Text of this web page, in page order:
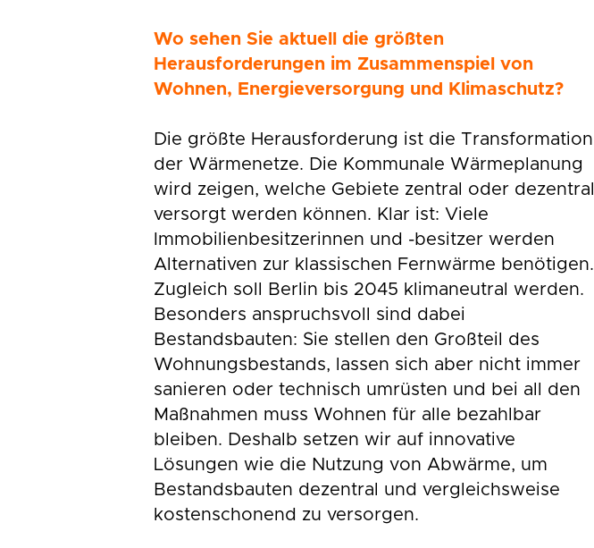
Wo sehen Sie aktuell die größten
Herausforderungen im Zusammenspiel von
Wohnen, Energieversorgung und Klimaschutz?
Die größte Herausforderung ist die Transformation
der Wärmenetze. Die Kommunale Wärmeplanung
wird zeigen, welche Gebiete zentral oder dezentral
versorgt werden können. Klar ist: Viele
Immobilienbesitzerinnen und -besitzer werden
Alternativen zur klassischen Fernwärme benötigen.
Zugleich soll Berlin bis 2045 klimaneutral werden.
Besonders anspruchsvoll sind dabei
Bestandsbauten: Sie stellen den Großteil des
Wohnungsbestands, lassen sich aber nicht immer
sanieren oder technisch umrüsten und bei all den
Maßnahmen muss Wohnen für alle bezahlbar
bleiben. Deshalb setzen wir auf innovative
Lösungen wie die Nutzung von Abwärme, um
Bestandsbauten dezentral und vergleichsweise
kostenschonend zu versorgen.